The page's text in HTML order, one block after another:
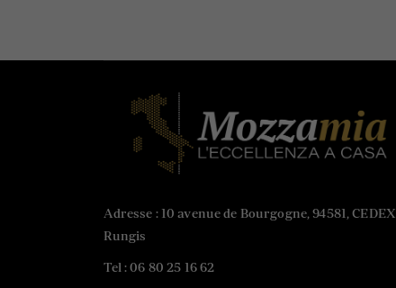
Adresse : 10 avenue de Bourgogne, 94581, CEDEX
Rungis
Tel :06 80 25 16 62